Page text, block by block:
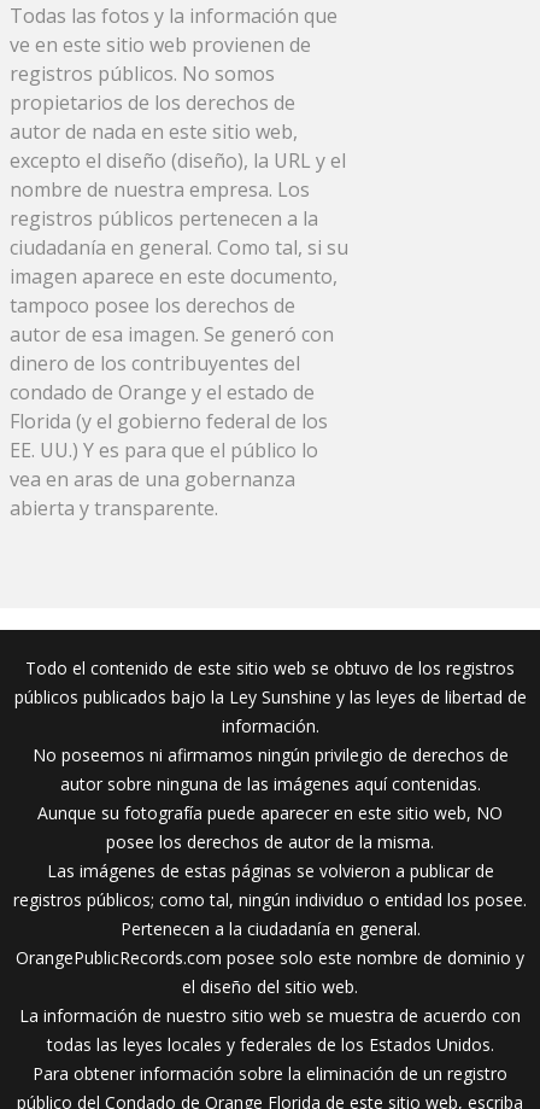
Todas las fotos y la información que
ve en este sitio web provienen de
registros públicos. No somos
propietarios de los derechos de
autor de nada en este sitio web,
excepto el diseño (diseño), la URL y el
nombre de nuestra empresa. Los
registros públicos pertenecen a la
ciudadanía en general. Como tal, si su
imagen aparece en este documento,
tampoco posee los derechos de
autor de esa imagen. Se generó con
dinero de los contribuyentes del
condado de Orange y el estado de
Florida (y el gobierno federal de los
EE. UU.) Y es para que el público lo
vea en aras de una gobernanza
abierta y transparente.
Todo el contenido de este sitio web se obtuvo de los registros
públicos publicados bajo la Ley Sunshine y las leyes de libertad de
información.
No poseemos ni afirmamos ningún privilegio de derechos de
autor sobre ninguna de las imágenes aquí contenidas.
Aunque su fotografía puede aparecer en este sitio web, NO
posee los derechos de autor de la misma.
Las imágenes de estas páginas se volvieron a publicar de
registros públicos; como tal, ningún individuo o entidad los posee.
Pertenecen a la ciudadanía en general.
OrangePublicRecords.com posee solo este nombre de dominio y
el diseño del sitio web.
La información de nuestro sitio web se muestra de acuerdo con
todas las leyes locales y federales de los Estados Unidos.
Para obtener información sobre la eliminación de un registro
público del Condado de Orange Florida de este sitio web, escriba